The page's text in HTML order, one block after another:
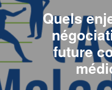
Quels
future